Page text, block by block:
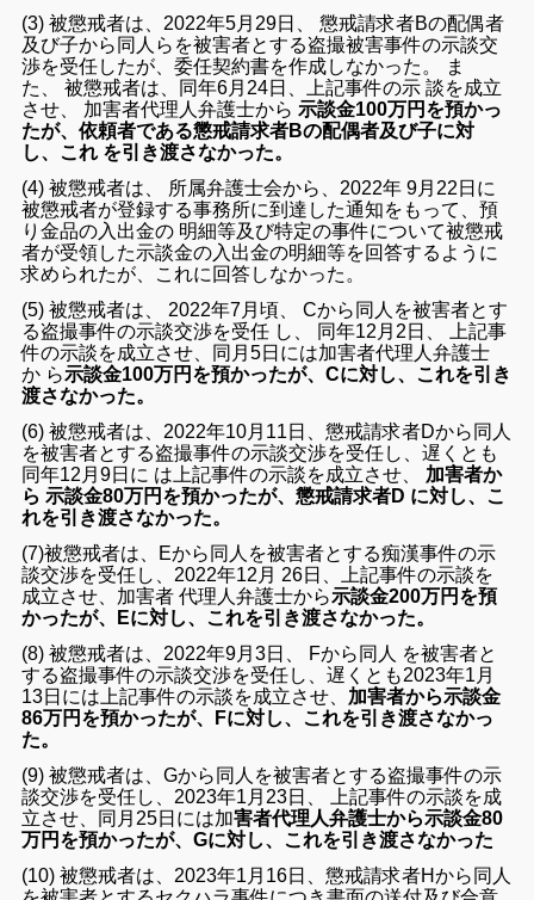
(3) 被懲戒者は、2022年5月29日、 懲戒請求者Bの配偶者
及び子から同人らを被害者とする盗撮被害事件の示談交
渉を受任したが、委任契約書を作成しなかった。 ま
た、 被懲戒者は、同年6月24日、上記事件の示 談を成立
させ、 加害者代理人弁護士から 示談金100万円を預かっ
たが、依頼者である懲戒請求者Bの配偶者及び子に対
し、これ を引き渡さなかった。
(4) 被懲戒者は、 所属弁護士会から、2022年 9月22日に
被懲戒者が登録する事務所に到達した通知をもって、預
り金品の入出金の 明細等及び特定の事件について被懲戒
者が受領した示談金の入出金の明細等を回答するように
求められたが、これに回答しなかった。
(5) 被懲戒者は、 2022年7月頃、 Cから同人を被害者とす
る盗撮事件の示談交渉を受任 し、 同年12月2日、 上記事
件の示談を成立させ、同月5日には加害者代理人弁護士
か ら示談金100万円を預かったが、Cに対し、これを引き
渡さなかった。
(6) 被懲戒者は、2022年10月11日、懲戒請求者Dから同人
を被害者とする盗撮事件の示談交渉を受任し、遅くとも
同年12月9日に は上記事件の示談を成立させ、 加害者か
ら 示談金80万円を預かったが、懲戒請求者D に対し、こ
れを引き渡さなかった。
(7)被懲戒者は、Eから同人を被害者とする痴漢事件の示
談交渉を受任し、2022年12月 26日、上記事件の示談を
成立させ、加害者 代理人弁護士から示談金200万円を預
かったが、Eに対し、これを引き渡さなかった。
(8) 被懲戒者は、2022年9月3日、 Fから同人 を被害者と
する盗撮事件の示談交渉を受任し、遅くとも2023年1月
13日には上記事件の示談を成立させ、 加害者から示談金
86万円を預かったが、Fに対し、これを引き渡さなかっ
た。
(9) 被懲戒者は、Gから同人を被害者とする盗撮事件の示
談交渉を受任し、2023年1月23日、 上記事件の示談を成
立させ、同月25日には加害者代理人弁護士から示談金80
万円を預かったが、Gに対し、これを引き渡さなかった
(10) 被懲戒者は、2023年1月16日、懲戒請求者Hから同人